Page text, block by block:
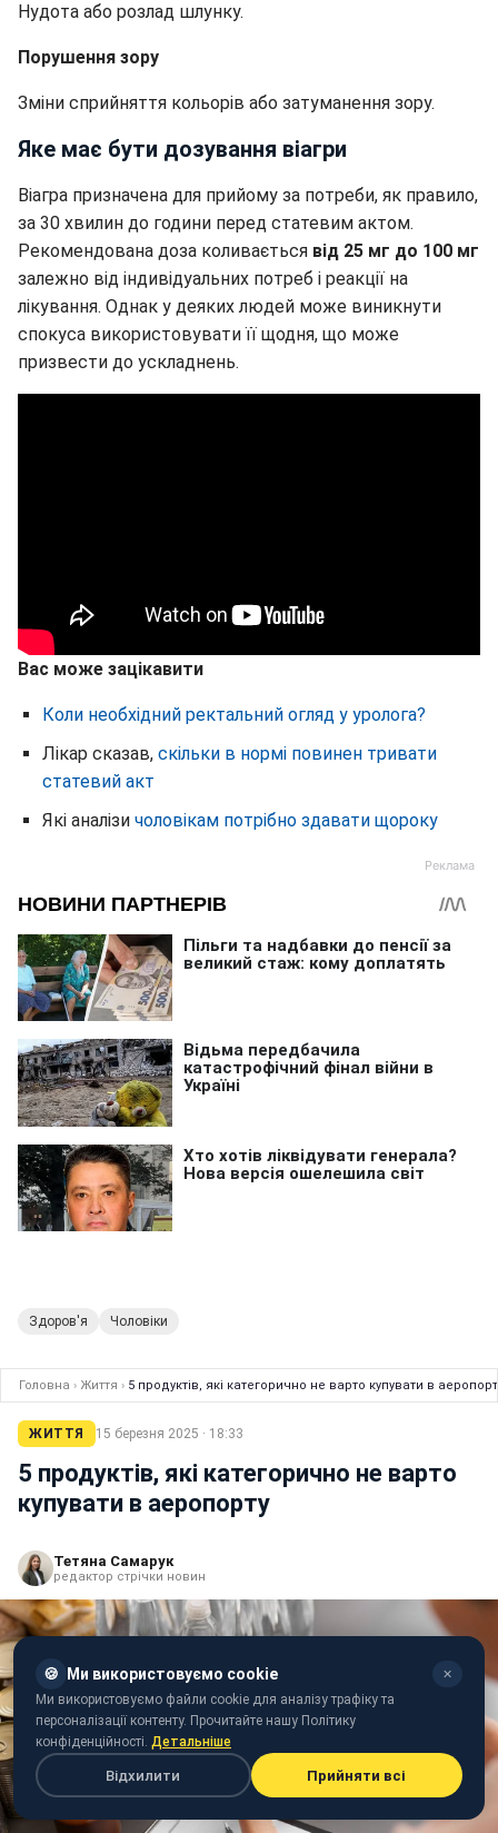
Нудота або розлад шлунку.
Порушення зору
Зміни сприйняття кольорів або затуманення зору.
Яке має бути дозування віагри
Віагра призначена для прийому за потреби, як правило,
за 30 хвилин до години перед статевим актом.
Рекомендована доза коливається від 25 мг до 100 мг
залежно від індивідуальних потреб і реакції на
лікування. Однак у деяких людей може виникнути
спокуса використовувати її щодня, що може
призвести до ускладнень.
Вас може зацікавити
Коли необхідний ректальний огляд у уролога?
Лікар сказав, скільки в нормі повинен тривати
статевий акт
Які аналізи чоловікам потрібно здавати щороку
Здоров'я Чоловіки
Головна › Життя › 5 продуктів, які категорично не варто купувати в
ЖИТТЯ 15 березня 2025 · 18:33
5 продуктів, які категорично не варто
купувати в аеропорту
Тетяна Самарук
редактор стрічки новин
🍪 Ми використовуємо cookie ✕
Ми використовуємо файли cookie для аналізу трафіку та
персоналізації контенту. Прочитайте нашу Політику
конфіденційності. Детальніше
Відхилити Прийняти всі